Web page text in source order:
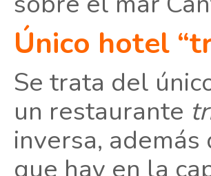
Único hotel
Se trata del
un restaurante
inversa,
que hay en la